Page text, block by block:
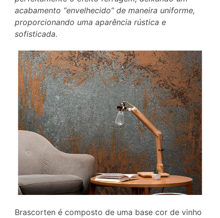
acabamento “envelhecido” de maneira uniforme,
proporcionando uma aparência rústica e
sofisticada.
Brascorten é composto de uma base cor de vinho